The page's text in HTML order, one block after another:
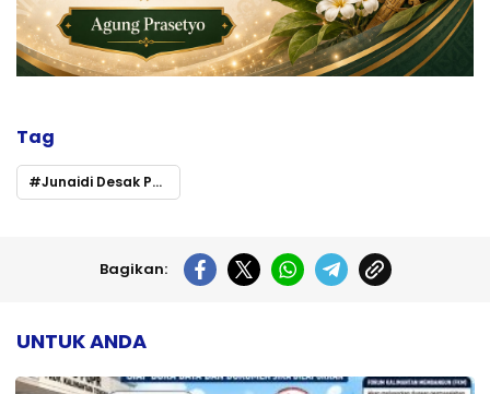
Tag
Junaidi Desak Pemprov Kalteng Perketat Pengawasan Distribusi LPG 3 Kg
Bagikan:
UNTUK ANDA